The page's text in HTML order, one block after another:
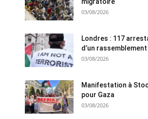
03/08/2026
Londres : 117
d’un rassemblement
03/08/2026
Manifestation à
pour Gaza
03/08/2026